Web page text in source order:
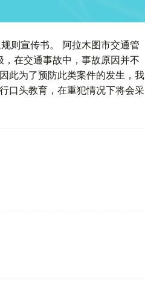
则宣传书。 阿拉木图市交通管
在交通事故中，事故原因并不
此为了预防此类案件的发生，我
口头教育，在重犯情况下将会采